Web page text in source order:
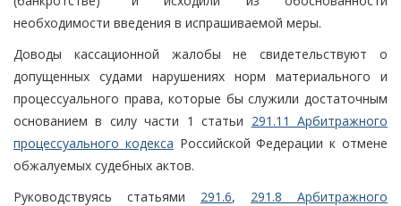
необходимости введения в испрашиваемой меры.
Доводы кассационной жалобы не свидетельствуют о
допущенных судами нарушениях норм материального и
процессуального права, которые бы служили достаточным
основанием в силу части 1 статьи 291.11 Арбитражного
процессуального кодекса Российской Федерации к отмене
обжалуемых судебных актов.
Руководствуясь статьями 291.6, 291.8 Арбитражного